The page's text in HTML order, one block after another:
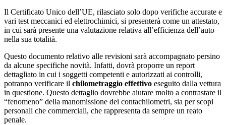
Il Certificato Unico dell’UE, rilasciato solo dopo verifiche accurate e
vari test meccanici ed elettrochimici, si presenterà come un attestato,
in cui sarà presente una valutazione relativa all’efficienza dell’auto
nella sua totalità.
Questo documento relativo alle revisioni sarà accompagnato persino
da alcune specifiche novità. Infatti, dovrà proporre un report
dettagliato in cui i soggetti competenti e autorizzati ai controlli,
potranno verificare il chilometraggio effettivo eseguito dalla vettura
in questione. Questo dettaglio dovrebbe aiutare molto a contrastare il
“fenomeno” della manomissione dei contachilometri, sia per scopi
personali che commerciali, che rappresenta da sempre un reato
penale.